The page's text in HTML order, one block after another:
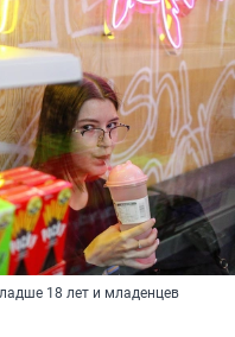
18 лет и младенцев